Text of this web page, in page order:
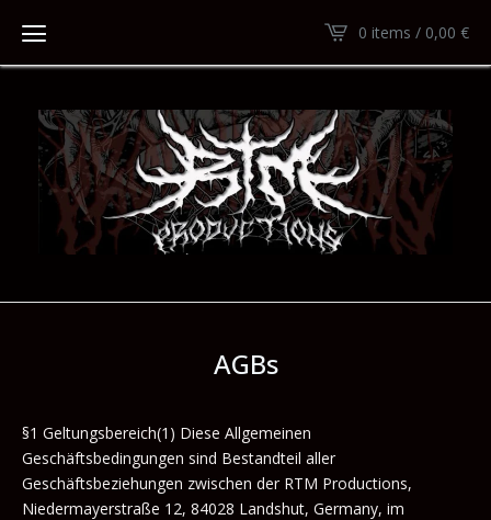
0 items / 0,00 €
AGBs
§1 Geltungsbereich(1) Diese Allgemeinen
Geschäftsbedingungen sind Bestandteil aller
Geschäftsbeziehungen zwischen der RTM Productions,
Niedermayerstraße 12, 84028 Landshut, Germany, im